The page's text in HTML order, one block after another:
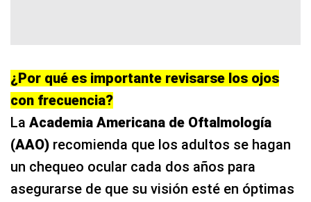
¿Por qué es importante revisarse los ojos
con frecuencia?
La Academia Americana de Oftalmología
(AAO) recomienda que los adultos se hagan
un chequeo ocular cada dos años para
asegurarse de que su visión esté en óptimas